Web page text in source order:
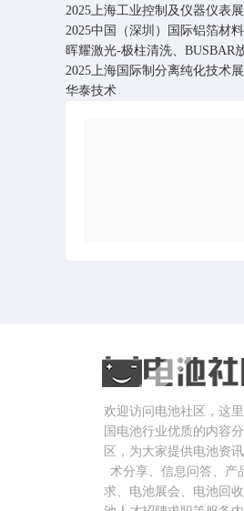
2025上海工业控制及仪器仪表
2025中国（深圳）国际铝箔材
晖耀激光-极柱清洗、BUSBAR
2025上海国际制分离纯化技术
华泰技术
欢迎访问电池社区，这
国电池行业优质的内容
区，为大家提供电池资
术分享、信息问答、产
求、电池展会、电池回